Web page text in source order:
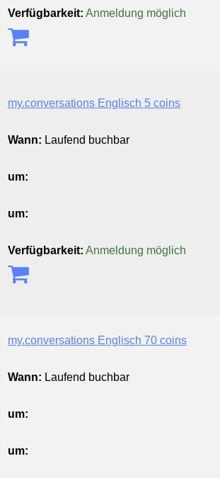
Verfügbarkeit: Anmeldung möglich
my.conversations Englisch 5 coins
Wann: Laufend buchbar
um:
um:
Verfügbarkeit: Anmeldung möglich
my.conversations Englisch 70 coins
Wann: Laufend buchbar
um:
um: